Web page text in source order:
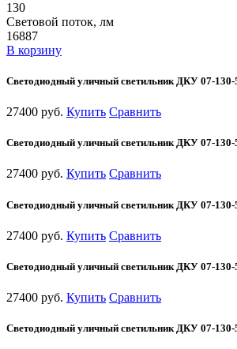
130
Световой поток, лм
16887
В корзину
Светодиодный уличный светильник ДКУ 07-
27400 руб. Купить Сравнить
Светодиодный уличный светильник ДКУ 07-
27400 руб. Купить Сравнить
Светодиодный уличный светильник ДКУ 07-
27400 руб. Купить Сравнить
Светодиодный уличный светильник ДКУ 07-
27400 руб. Купить Сравнить
Светодиодный уличный светильник ДКУ 07-130-